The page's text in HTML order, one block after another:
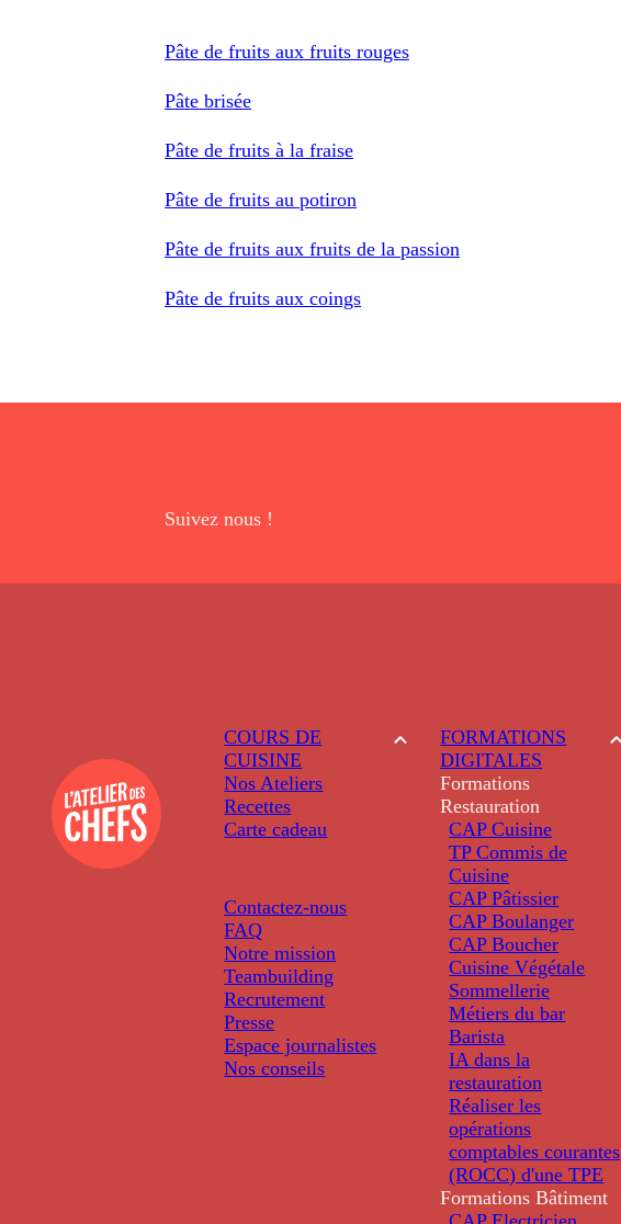
Pâte de fruits aux fruits rouges
Pâte brisée
Pâte de fruits à la fraise
Pâte de fruits au potiron
Pâte de fruits aux fruits de la passion
Pâte de fruits aux coings
Suivez nous !
COURS DE
CUISINE
Nos Ateliers
Recettes
Carte cadeau
Contactez-nous
FAQ
Notre mission
Teambuilding
Recrutement
Presse
Espace journalistes
Nos conseils
FORMATIONS
DIGITALES
Formations
Restauration
CAP Cuisine
TP Commis de
Cuisine
CAP Pâtissier
CAP Boulanger
CAP Boucher
Cuisine Végétale
Sommellerie
Métiers du bar
Barista
IA dans la
restauration
Réaliser les
opérations
comptables courantes
(ROCC) d'une TPE
Formations Bâtiment